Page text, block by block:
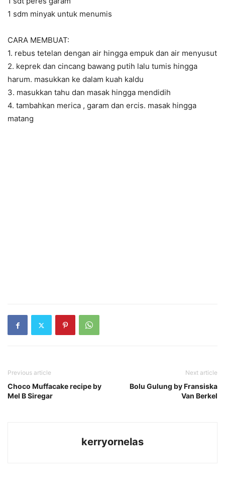
1 sdm minyak untuk menumis
CARA MEMBUAT:
1. rebus tetelan dengan air hingga empuk dan air menyusut
2. keprek dan cincang bawang putih lalu tumis hingga
harum. masukkan ke dalam kuah kaldu
3. masukkan tahu dan masak hingga mendidih
4. tambahkan merica , garam dan ercis. masak hingga
matang
Previous article
Choco Muffacake recipe by
Mel B Siregar
Next article
Bolu Gulung by Fransiska
Van Berkel
kerryornelas